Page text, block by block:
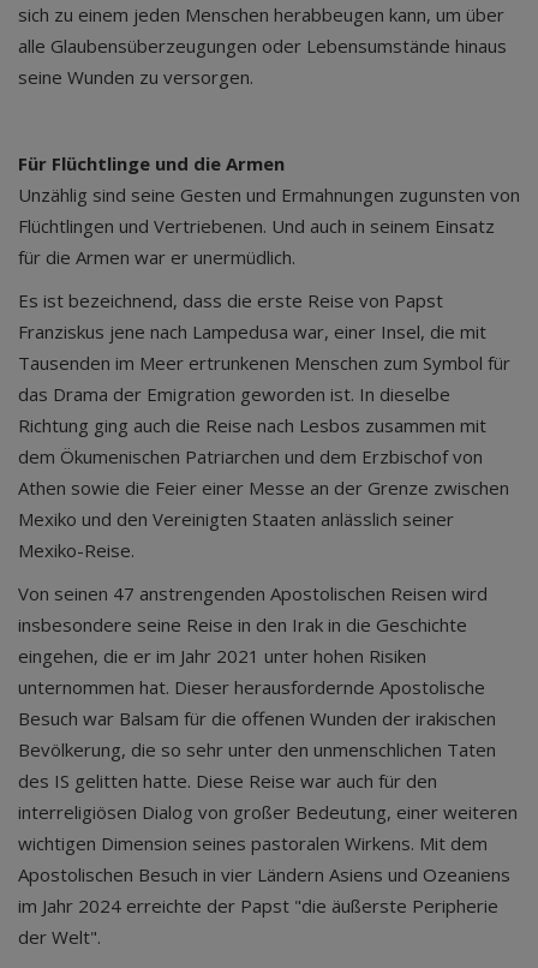
sich zu einem jeden Menschen herabbeugen kann, um über
alle Glaubensüberzeugungen oder Lebensumstände hinaus
seine Wunden zu versorgen.
Für Flüchtlinge und die Armen
Unzählig sind seine Gesten und Ermahnungen zugunsten von
Flüchtlingen und Vertriebenen. Und auch in seinem Einsatz
für die Armen war er unermüdlich.
Es ist bezeichnend, dass die erste Reise von Papst
Franziskus jene nach Lampedusa war, einer Insel, die mit
Tausenden im Meer ertrunkenen Menschen zum Symbol für
das Drama der Emigration geworden ist. In dieselbe
Richtung ging auch die Reise nach Lesbos zusammen mit
dem Ökumenischen Patriarchen und dem Erzbischof von
Athen sowie die Feier einer Messe an der Grenze zwischen
Mexiko und den Vereinigten Staaten anlässlich seiner
Mexiko-Reise.
Von seinen 47 anstrengenden Apostolischen Reisen wird
insbesondere seine Reise in den Irak in die Geschichte
eingehen, die er im Jahr 2021 unter hohen Risiken
unternommen hat. Dieser herausfordernde Apostolische
Besuch war Balsam für die offenen Wunden der irakischen
Bevölkerung, die so sehr unter den unmenschlichen Taten
des IS gelitten hatte. Diese Reise war auch für den
interreligiösen Dialog von großer Bedeutung, einer weiteren
wichtigen Dimension seines pastoralen Wirkens. Mit dem
Apostolischen Besuch in vier Ländern Asiens und Ozeaniens
im Jahr 2024 erreichte der Papst "die äußerste Peripherie
der Welt".